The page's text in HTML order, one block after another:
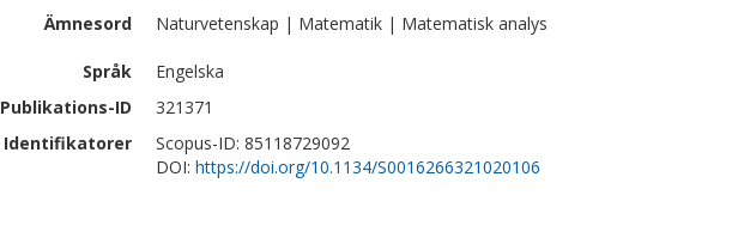
Ämnesord
Naturvetenskap | Matematik | Matematisk analys
Språk
Engelska
Publikations-ID
321371
Identifikatorer
Scopus-ID: 85118729092
DOI: https://doi.org/10.1134/S0016266321020106